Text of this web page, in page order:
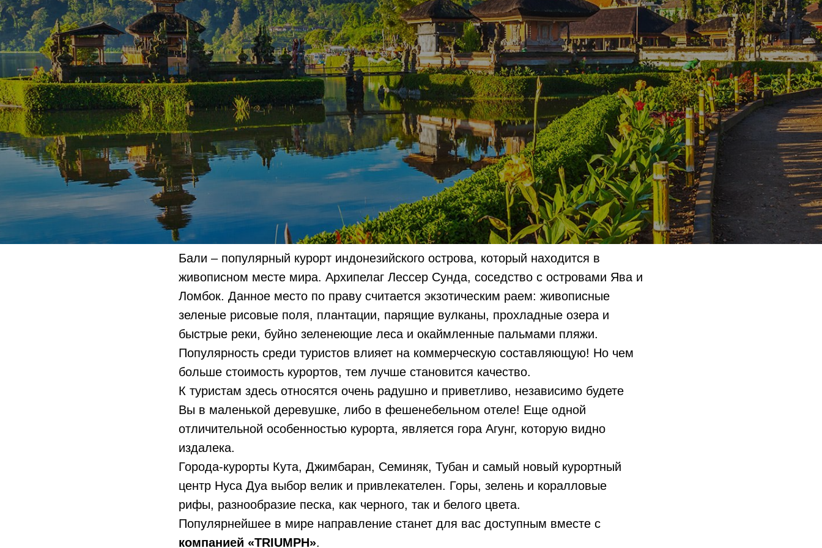
Бали – популярный курорт индонезийского острова, который находится в
живописном месте мира. Архипелаг Лессер Сунда, соседство с островами Ява и
Ломбок. Данное место по праву считается экзотическим раем: живописные
зеленые рисовые поля, плантации, парящие вулканы, прохладные озера и
быстрые реки, буйно зеленеющие леса и окаймленные пальмами пляжи.
Популярность среди туристов влияет на коммерческую составляющую! Но чем
больше стоимость курортов, тем лучше становится качество.
К туристам здесь относятся очень радушно и приветливо, независимо будете
Вы в маленькой деревушке, либо в фешенебельном отеле! Еще одной
отличительной особенностью курорта, является гора Агунг, которую видно
издалека.
Города-курорты Кута, Джимбаран, Семиняк, Тубан и самый новый курортный
центр Нуса Дуа выбор велик и привлекателен. Горы, зелень и коралловые
рифы, разнообразие песка, как черного, так и белого цвета.
Популярнейшее в мире направление станет для вас доступным вместе с
компанией «TRIUMPH».